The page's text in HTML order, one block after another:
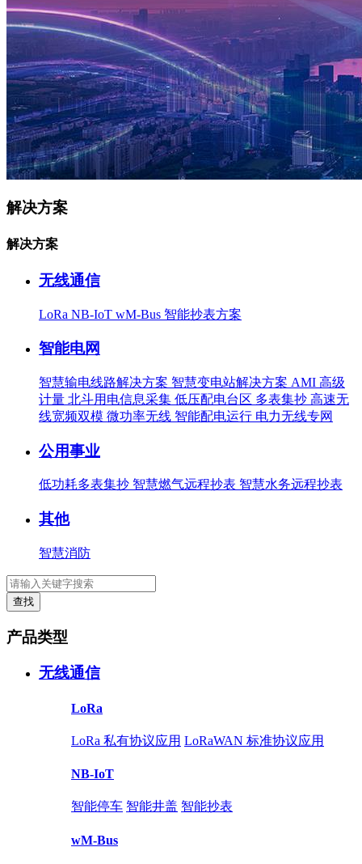
解决方案
解决方案
无线通信
LoRa NB-IoT wM-Bus 智能抄表方案
智能电网
智慧输电线路解决方案 智慧变电站解决方案 AMI 高级
计量 北斗用电信息采集 低压配电台区 多表集抄 高速无
线宽频双模 微功率无线 智能配电运行 电力无线专网
公用事业
低功耗多表集抄 智慧燃气远程抄表 智慧水务远程抄表
其他
智慧消防
查找
产品类型
无线通信
LoRa
LoRa 私有协议应用 LoRaWAN 标准协议应用
NB-IoT
智能停车 智能井盖 智能抄表
wM-Bus